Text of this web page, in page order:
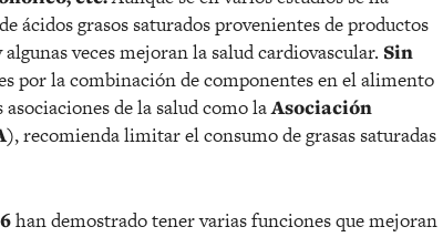
ácidos grasos saturados provenientes de productos
veces mejoran la salud cardiovascular. Sin
por la combinación de componentes en el alimento
de la salud como laAsociación
, recomienda limitar el consumo de grasas saturadas
han demostrado tener varias funciones que mejoran